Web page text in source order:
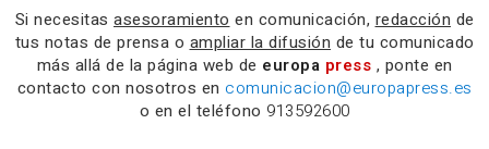
Si necesitas asesoramiento en comunicación, redacción de
tus notas de prensa o ampliar la difusión de tu comunicado
más allá de la página web de europa press , ponte en
contacto con nosotros en comunicacion@europapress.es
o en el teléfono 913592600